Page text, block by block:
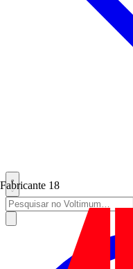
Fabricante 18